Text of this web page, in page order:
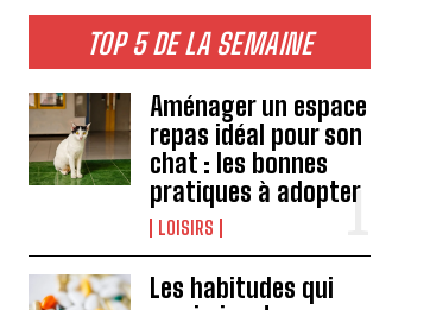
TOP 5 DE LA SEMAINE
Aménager un espace
repas idéal pour son
chat : les bonnes
pratiques à adopter
LOISIRS
Les habitudes qui